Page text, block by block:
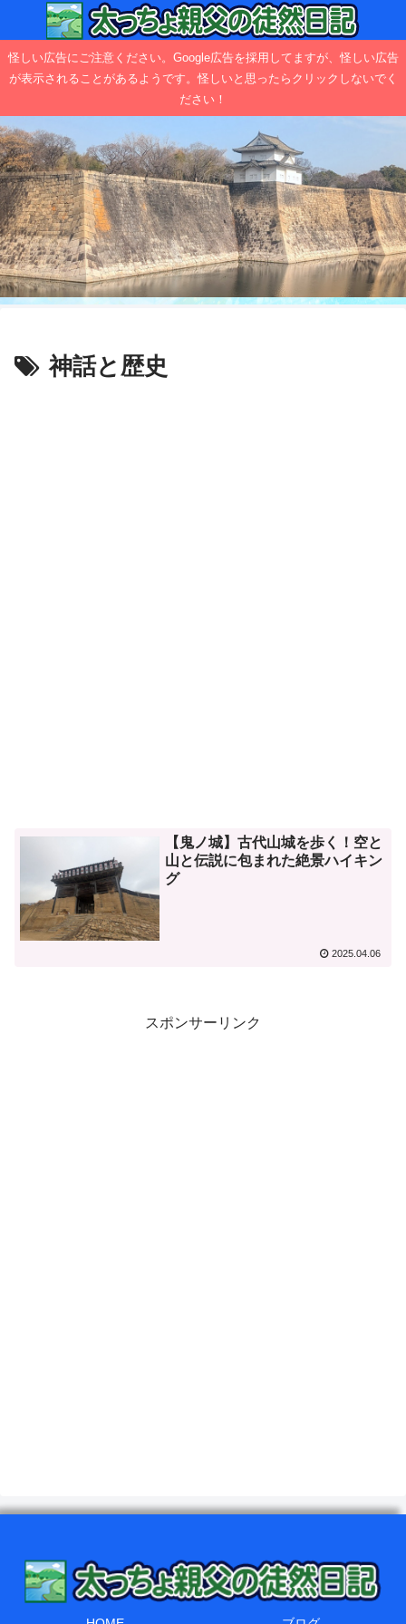
怪しい広告にご注意ください。Google広告を採用してますが、怪しい広告
が表示されることがあるようです。怪しいと思ったらクリックしないでく
ださい！
神話と歴史
【鬼ノ城】古代山城を歩く！空と
山と伝説に包まれた絶景ハイキン
グ
2025.04.06
スポンサーリンク